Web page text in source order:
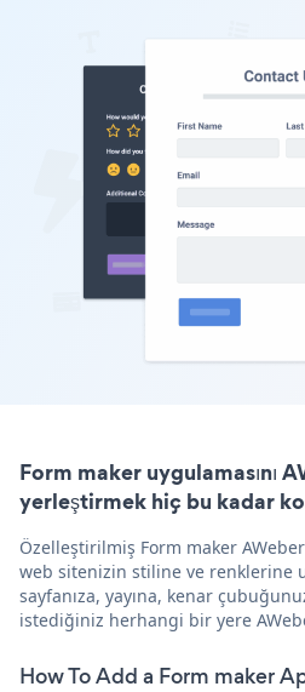
Form maker uygulamasını
yerleştirmek hiç bu kadar
Özelleştirilmiş Form maker
web sitenizin stiline ve renklerine
sayfanıza, yayına, kenar
istediğiniz herhangi bir yere
How To Add a Form maker